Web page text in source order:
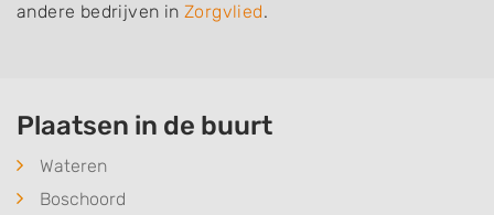
andere bedrijven in Zorgvlied.
Plaatsen in de buurt
Wateren
Boschoord